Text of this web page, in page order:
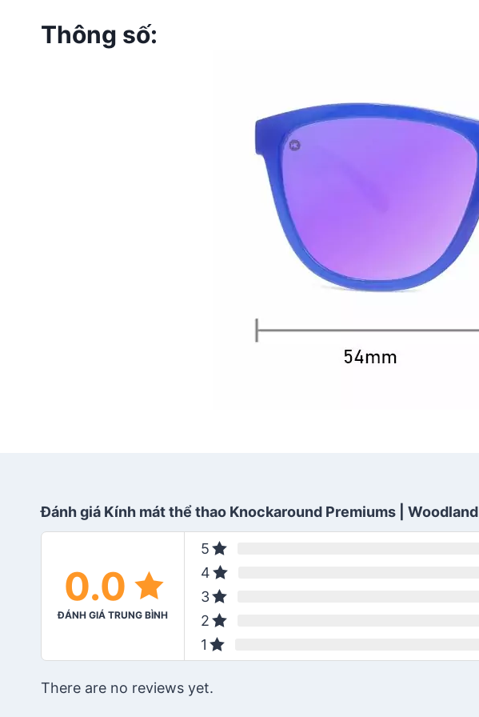
Thông số:
Đánh giá Kính mát thể thao Knockaround Premiums | Woodland
0.0
ĐÁNH GIÁ TRUNG BÌNH
5
4
3
2
1
There are no reviews yet.